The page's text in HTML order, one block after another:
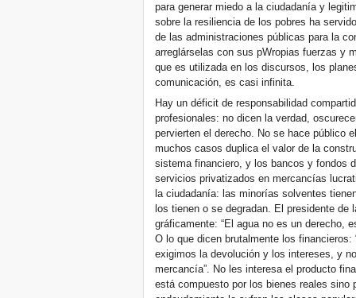
para generar miedo a la ciudadanía y
sobre la resiliencia de los pobres ha
de las administraciones públicas para la
arreglárselas con sus pWropias fuerzas y
que es utilizada en los discursos, los
comunicación, es casi infinita.
Hay un déficit de responsabilidad
profesionales: no dicen la verdad,
pervierten el derecho. No se hace público
muchos casos duplica el valor de la
sistema financiero, y los bancos y fondos
servicios privatizados en mercancías
la ciudadanía: las minorías solventes
los tienen o se degradan. El presidente
gráficamente: “El agua no es un derecho,
O lo que dicen brutalmente los
exigimos la devolución y los intereses, y
mercancía”. No les interesa el producto
está compuesto por los bienes reales sino